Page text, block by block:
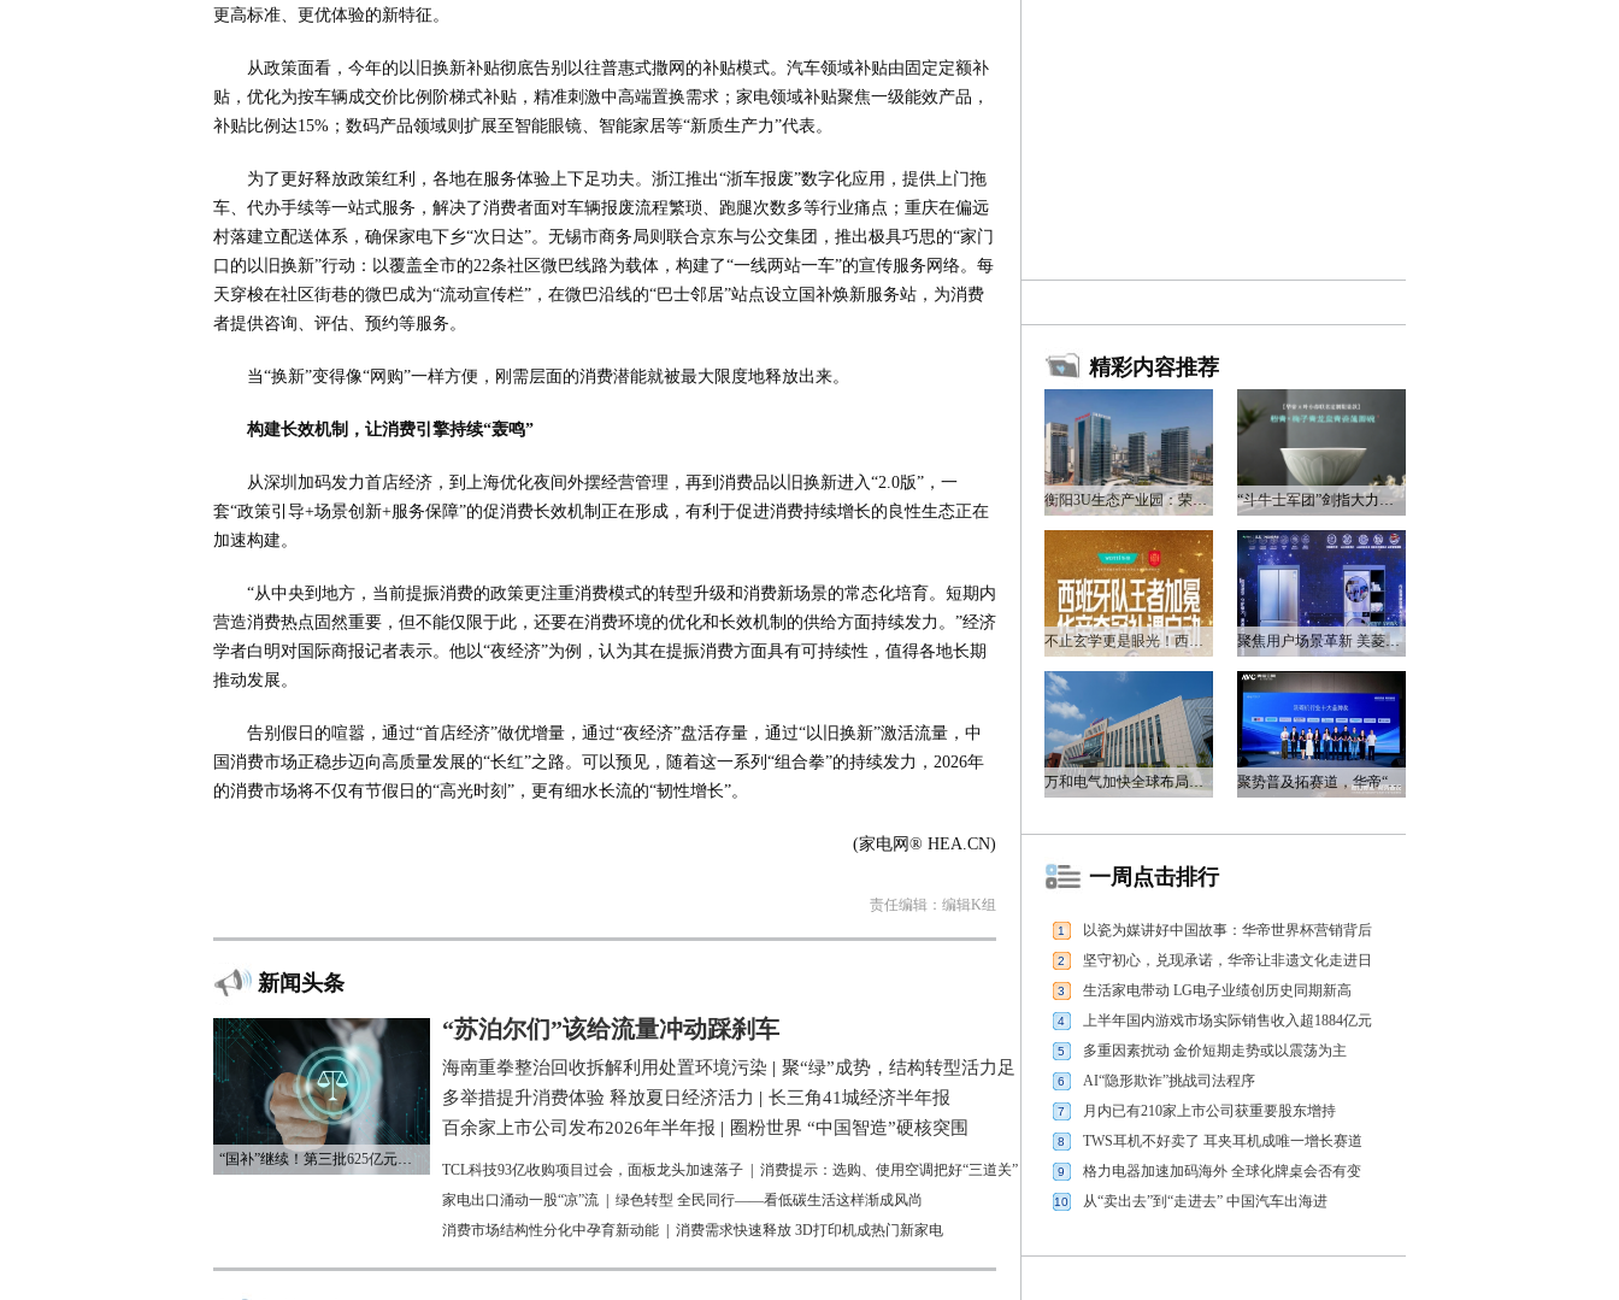
更高标准、更优体验的新特征。
从政策面看，今年的以旧换新补贴彻底告别以往普惠式撒网的补贴模式。汽车领域补贴由固定定额补
贴，优化为按车辆成交价比例阶梯式补贴，精准刺激中高端置换需求；家电领域补贴聚焦一级能效产品，
补贴比例达15%；数码产品领域则扩展至智能眼镜、智能家居等“新质生产力”代表。
为了更好释放政策红利，各地在服务体验上下足功夫。浙江推出“浙车报废”数字化应用，提供上门拖
车、代办手续等一站式服务，解决了消费者面对车辆报废流程繁琐、跑腿次数多等行业痛点；重庆在偏远
村落建立配送体系，确保家电下乡“次日达”。无锡市商务局则联合京东与公交集团，推出极具巧思的“家门
口的以旧换新”行动：以覆盖全市的22条社区微巴线路为载体，构建了“一线两站一车”的宣传服务网络。每
天穿梭在社区街巷的微巴成为“流动宣传栏”，在微巴沿线的“巴士邻居”站点设立国补焕新服务站，为消费
者提供咨询、评估、预约等服务。
当“换新”变得像“网购”一样方便，刚需层面的消费潜能就被最大限度地释放出来。
构建长效机制，让消费引擎持续“轰鸣”
从深圳加码发力首店经济，到上海优化夜间外摆经营管理，再到消费品以旧换新进入“2.0版”，一
套“政策引导+场景创新+服务保障”的促消费长效机制正在形成，有利于促进消费持续增长的良性生态正在
加速构建。
“从中央到地方，当前提振消费的政策更注重消费模式的转型升级和消费新场景的常态化培育。短期内
营造消费热点固然重要，但不能仅限于此，还要在消费环境的优化和长效机制的供给方面持续发力。”经济
学者白明对国际商报记者表示。他以“夜经济”为例，认为其在提振消费方面具有可持续性，值得各地长期
推动发展。
告别假日的喧嚣，通过“首店经济”做优增量，通过“夜经济”盘活存量，通过“以旧换新”激活流量，中
国消费市场正稳步迈向高质量发展的“长红”之路。可以预见，随着这一系列“组合拳”的持续发力，2026年
的消费市场将不仅有节假日的“高光时刻”，更有细水长流的“韧性增长”。
(家电网® HEA.CN)
责任编辑：编辑K组
新闻头条
“国补”继续！第三批625亿元资金已下达
“苏泊尔们”该给流量冲动踩刹车
海南重拳整治回收拆解利用处置环境污染 | 聚“绿”成势，结构转型活力足
多举措提升消费体验 释放夏日经济活力 | 长三角41城经济半年报
百余家上市公司发布2026年半年报 | 圈粉世界 “中国智造”硬核突围
TCL科技93亿收购项目过会，面板龙头加速落子
消费提示：选购、使用空调把好“三道关”
家电出口涌动一股“凉”流
绿色转型 全民同行——看低碳生活这样渐成风尚
消费市场结构性分化中孕育新动能
消费需求快速释放 3D打印机成热门新家电
精彩内容推荐
衡阳3U生态产业园：荣电集团的政企合作新答卷 “斗牛士军团”剑指大力神杯，华帝以“一瓷一金”静候荣光
不止玄学更是眼光！西班牙队夺冠，华帝火速官宣启动兑奖福利 聚焦用户场景革新 美菱产品创新打造差异化居家体验
万和电气加快全球布局，海外营收占比升至四成 聚势普及拓赛道，华帝“亮剑”洗碗机峰会，破局存量换新
一周点击排行
1 以瓷为媒讲好中国故事：华帝世界杯营销背后
2 坚守初心，兑现承诺，华帝让非遗文化走进日
3 生活家电带动 LG电子业绩创历史同期新高
4 上半年国内游戏市场实际销售收入超1884亿元
5 多重因素扰动 金价短期走势或以震荡为主
6 AI“隐形欺诈”挑战司法程序
7 月内已有210家上市公司获重要股东增持
8 TWS耳机不好卖了 耳夹耳机成唯一增长赛道
9 格力电器加速加码海外 全球化牌桌会否有变
10 从“卖出去”到“走进去” 中国汽车出海进